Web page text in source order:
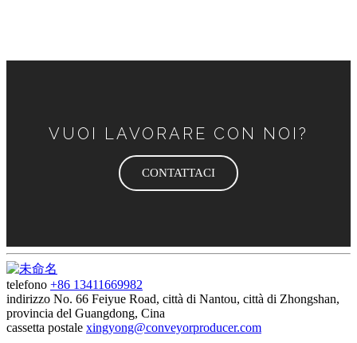
VUOI LAVORARE CON NOI?
CONTATTACI
telefono +86 13411669982
indirizzo No. 66 Feiyue Road, città di Nantou, città di Zhongshan,
provincia del Guangdong, Cina
cassetta postale xingyong@conveyorproducer.com